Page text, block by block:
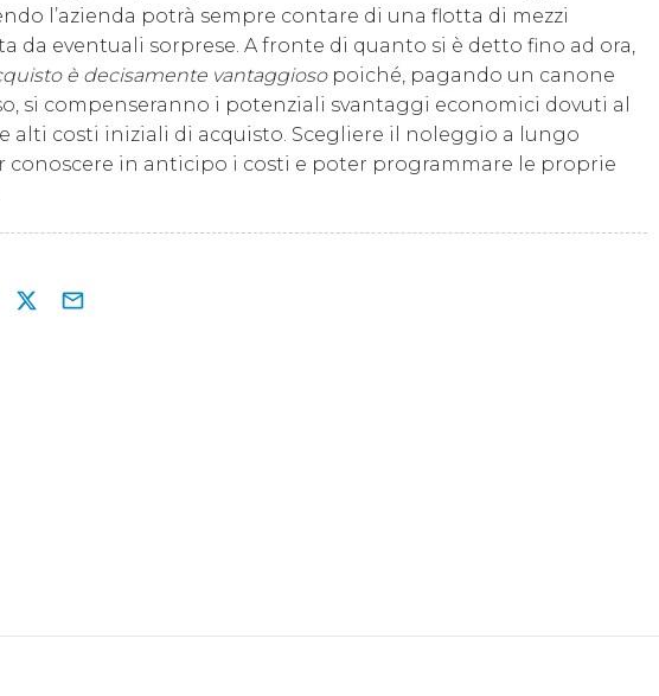
l’azienda potrà sempre contare di una flotta di mezzi
da eventuali sorprese. A fronte di quanto si è detto fino ad ora,
è decisamente vantaggiosopoiché, pagando un canone
si compenseranno i potenziali svantaggi economici dovuti al
alti costi iniziali di acquisto. Scegliere il noleggio a lungo
conoscere in anticipo i costi e poter programmare le proprie